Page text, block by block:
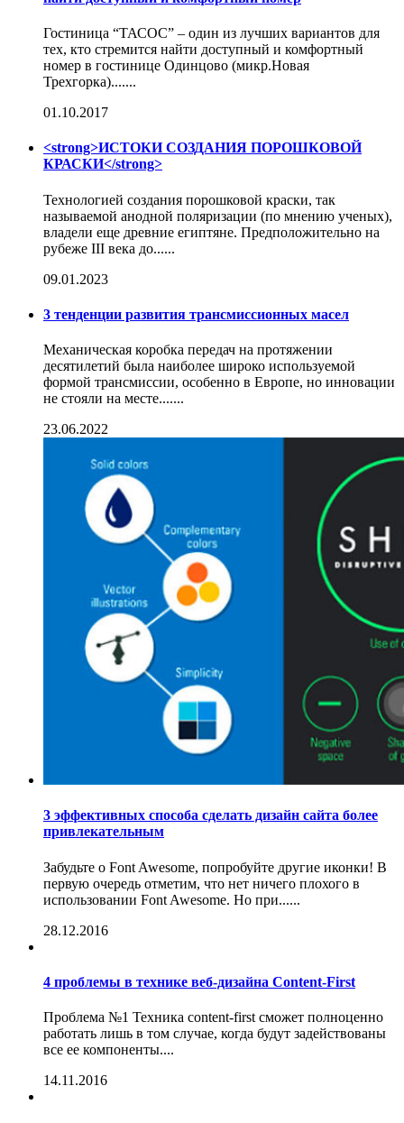
Гостиница “ТАСОС” – один из лучших вариантов для
тех, кто стремится найти доступный и комфортный
номер в гостинице Одинцово (микр.Новая
Трехгорка).......
01.10.2017
<strong>ИСТОКИ СОЗДАНИЯ ПОРОШКОВОЙ
КРАСКИ</strong>
Технологией создания порошковой краски, так
называемой анодной поляризации (по мнению ученых),
владели еще древние египтяне. Предположительно на
рубеже III века до......
09.01.2023
3 тенденции развития трансмиссионных масел
Механическая коробка передач на протяжении
десятилетий была наиболее широко используемой
формой трансмиссии, особенно в Европе, но инновации
не стояли на месте.......
23.06.2022
3 эффективных способа сделать дизайн сайта более
привлекательным
Забудьте о Font Awesome, попробуйте другие иконки! В
первую очередь отметим, что нет ничего плохого в
использовании Font Awesome. Но при......
28.12.2016
4 проблемы в технике веб-дизайна Content-First
Проблема №1 Техника content-first сможет полноценно
работать лишь в том случае, когда будут задействованы
все ее компоненты....
14.11.2016